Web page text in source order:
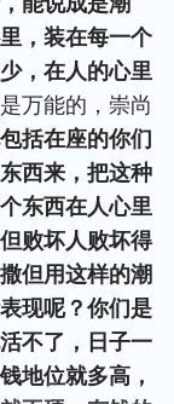
，装在每一个
，在人的心里
是万能的，崇尚
括在座的你们
西来，把这种
东西在人心里
败坏人败坏得
但用这样的潮
现呢？你们是
不了，日子一
地位就多高，